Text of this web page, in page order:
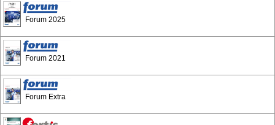
Forum 2025
Forum 2021
Forum Extra